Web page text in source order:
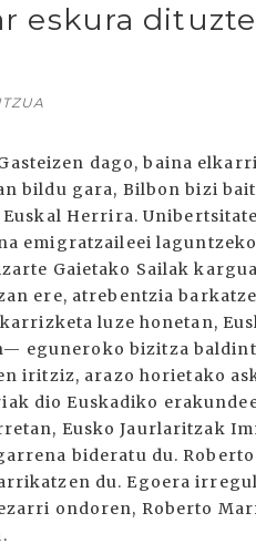
eskura
dago, baina
bildu gara, Bilbon bizi
Herrira.
emigratzaileei
Gaietako Sailak
ere, atrebentzia
luze honetan,
eguneroko bizitza
iritziz, arazo horietako
dio Euskadiko
Eusko Jaurlaritzak
bideratu du.
du. Egoera
ondoren, Roberto